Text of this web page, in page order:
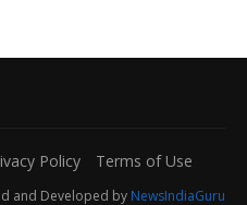
Policy Terms of Use
and Developed by NewsIndiaGuru